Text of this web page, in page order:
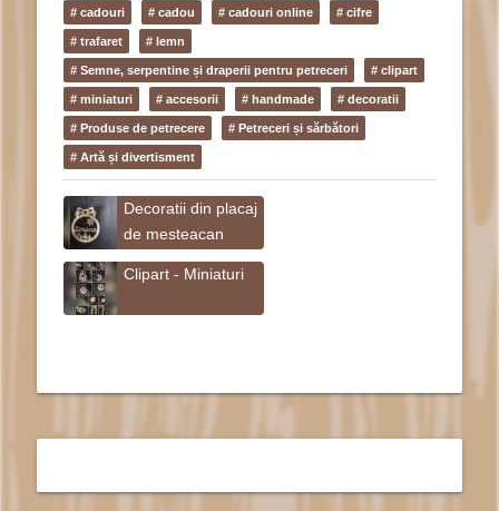
# cadouri # cadou # cadouri online # cifre
# trafaret # lemn
# Semne, serpentine și draperii pentru petreceri # clipart
# miniaturi # accesorii # handmade # decoratii
# Produse de petrecere # Petreceri și sărbători
# Artă și divertisment
Decoratii din placaj
de mesteacan
Clipart - Miniaturi